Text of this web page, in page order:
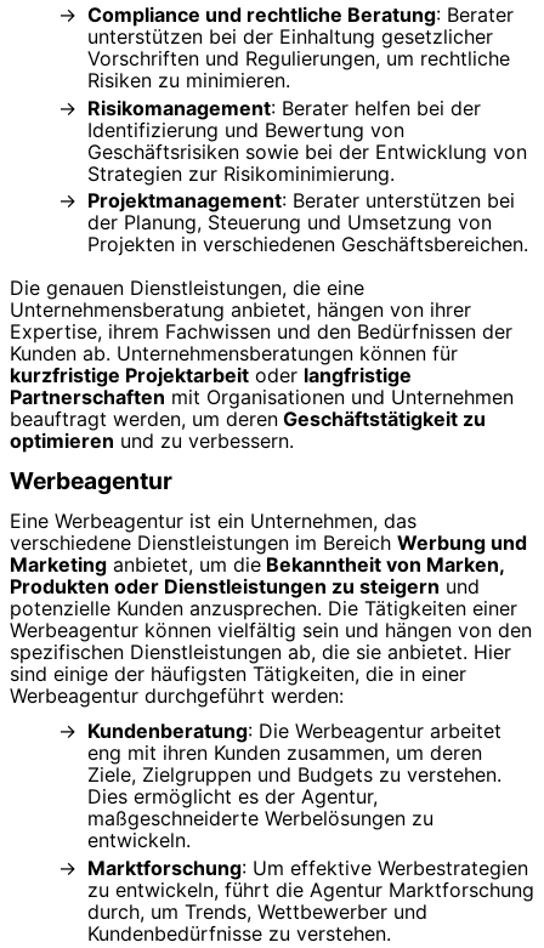
Compliance und rechtliche Beratung: Berater
unterstützen bei der Einhaltung gesetzlicher
Vorschriften und Regulierungen, um rechtliche
Risiken zu minimieren.
Risikomanagement: Berater helfen bei der
Identifizierung und Bewertung von
Geschäftsrisiken sowie bei der Entwicklung von
Strategien zur Risikominimierung.
Projektmanagement: Berater unterstützen bei
der Planung, Steuerung und Umsetzung von
Projekten in verschiedenen Geschäftsbereichen.
Die genauen Dienstleistungen, die eine
Unternehmensberatung anbietet, hängen von ihrer
Expertise, ihrem Fachwissen und den Bedürfnissen der
Kunden ab. Unternehmensberatungen können für
kurzfristige Projektarbeit oder langfristige
Partnerschaften mit Organisationen und Unternehmen
beauftragt werden, um deren Geschäftstätigkeit zu
optimieren und zu verbessern.
Werbeagentur
Eine Werbeagentur ist ein Unternehmen, das
verschiedene Dienstleistungen im Bereich Werbung und
Marketing anbietet, um die Bekanntheit von Marken,
Produkten oder Dienstleistungen zu steigern und
potenzielle Kunden anzusprechen. Die Tätigkeiten einer
Werbeagentur können vielfältig sein und hängen von den
spezifischen Dienstleistungen ab, die sie anbietet. Hier
sind einige der häufigsten Tätigkeiten, die in einer
Werbeagentur durchgeführt werden:
Kundenberatung: Die Werbeagentur arbeitet
eng mit ihren Kunden zusammen, um deren
Ziele, Zielgruppen und Budgets zu verstehen.
Dies ermöglicht es der Agentur,
maßgeschneiderte Werbelösungen zu
entwickeln.
Marktforschung: Um effektive Werbestrategien
zu entwickeln, führt die Agentur Marktforschung
durch, um Trends, Wettbewerber und
Kundenbedürfnisse zu verstehen.